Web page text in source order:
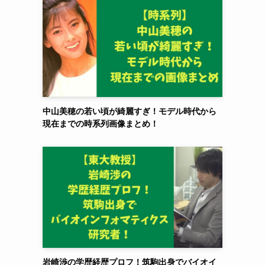
中山美穂の若い頃が綺麗すぎ！モデル時代から
現在までの時系列画像まとめ！
岩崎渉の学歴経歴プロフ！筑駒出身でバイオイ